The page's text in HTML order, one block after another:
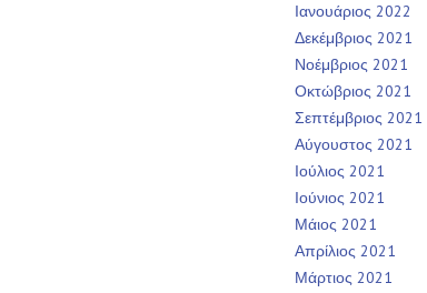
Ιανουάριος 2022
Δεκέμβριος 2021
Νοέμβριος 2021
Οκτώβριος 2021
Σεπτέμβριος 2021
Αύγουστος 2021
Ιούλιος 2021
Ιούνιος 2021
Μάιος 2021
Απρίλιος 2021
Μάρτιος 2021